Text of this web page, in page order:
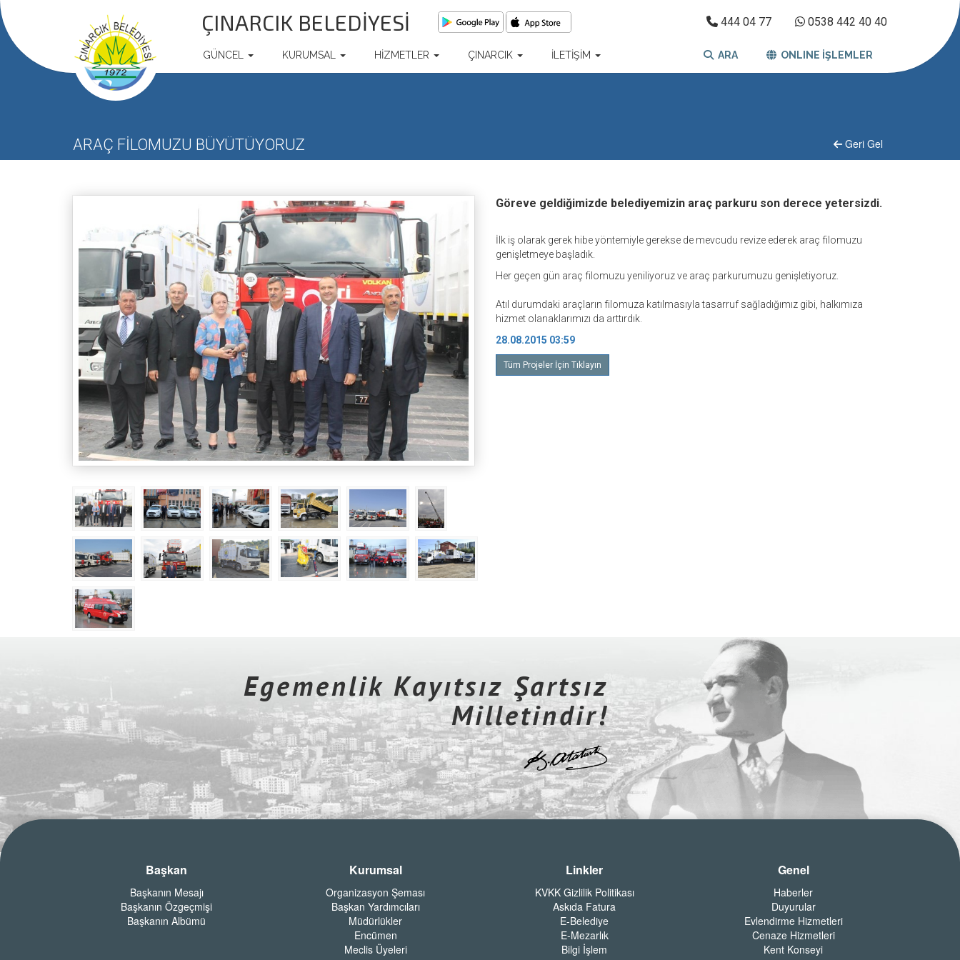
ÇINARCIK BELEDİYESİ 444 04 77 0538 442 40 40
GÜNCEL KURUMSAL HİZMETLER ÇINARCIK İLETİŞİM ARA ONLINE İŞLEMLER
ARAÇ FİLOMUZU BÜYÜTÜYORUZ Geri Gel
Göreve geldiğimizde belediyemizin araç parkuru son derece yetersizdi.
İlk iş olarak gerek hibe yöntemiyle gerekse de mevcudu revize ederek araç filomuzu
genişletmeye başladık.
Her geçen gün araç filomuzu yeniliyoruz ve araç parkurumuzu genişletiyoruz.
Atıl durumdaki araçların filomuza katılmasıyla tasarruf sağladığımız gibi, halkımıza
hizmet olanaklarımızı da arttırdık.
28.08.2015 03:59
Tüm Projeler İçin Tıklayın
Egemenlik Kayıtsız Şartsız
Milletindir!
Başkan
Başkanın Mesajı
Başkanın Özgeçmişi
Başkanın Albümü
Kurumsal
Organizasyon Şeması
Başkan Yardımcıları
Müdürlükler
Encümen
Meclis Üyeleri
Linkler
KVKK Gizlilik Politikası
Askıda Fatura
E-Belediye
E-Mezarlık
Bilgi İşlem
Genel
Haberler
Duyurular
Evlendirme Hizmetleri
Cenaze Hizmetleri
Kent Konseyi